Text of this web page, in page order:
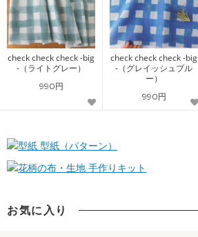
check check check -big
-（ライトグレー）
990円
check check check -big
-（グレイッシュブル
ー）
990円
型紙（パターン）
手作りキット
お気に入り